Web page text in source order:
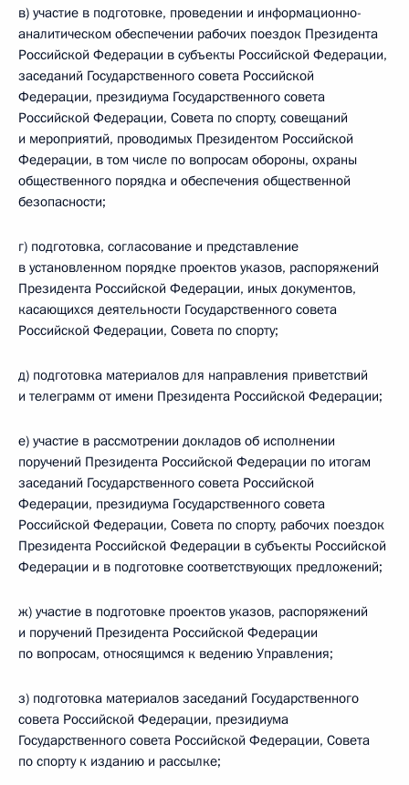
в) участие в подготовке, проведении и информационно-
аналитическом обеспечении рабочих поездок Президента
Российской Федерации в субъекты Российской Федерации,
заседаний Государственного совета Российской
Федерации, президиума Государственного совета
Российской Федерации, Совета по спорту, совещаний
и мероприятий, проводимых Президентом Российской
Федерации, в том числе по вопросам обороны, охраны
общественного порядка и обеспечения общественной
безопасности;
г) подготовка, согласование и представление
в установленном порядке проектов указов, распоряжений
Президента Российской Федерации, иных документов,
касающихся деятельности Государственного совета
Российской Федерации, Совета по спорту;
д) подготовка материалов для направления приветствий
и телеграмм от имени Президента Российской Федерации;
е) участие в рассмотрении докладов об исполнении
поручений Президента Российской Федерации по итогам
заседаний Государственного совета Российской
Федерации, президиума Государственного совета
Российской Федерации, Совета по спорту, рабочих поездок
Президента Российской Федерации в субъекты Российской
Федерации и в подготовке соответствующих предложений;
ж) участие в подготовке проектов указов, распоряжений
и поручений Президента Российской Федерации
по вопросам, относящимся к ведению Управления;
з) подготовка материалов заседаний Государственного
совета Российской Федерации, президиума
Государственного совета Российской Федерации, Совета
по спорту к изданию и рассылке;